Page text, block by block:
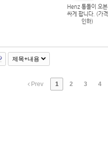
169
Henz 통돌이 오븐
싸게 팝니다. (가격
인하)
Prev 1 2 3 4